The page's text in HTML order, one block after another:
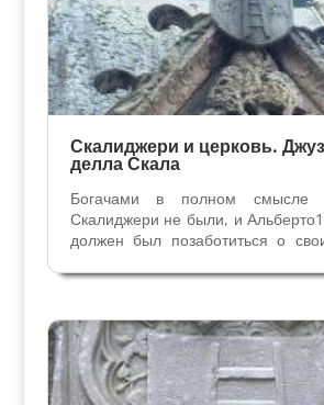
Скалиджери и церковь.
делла Скала
Богачами в полном смысле
Скалиджери не были, и
должен был позаботиться о
обширные владения
незаконнорожденного сына
Верона и Падуя
Династии